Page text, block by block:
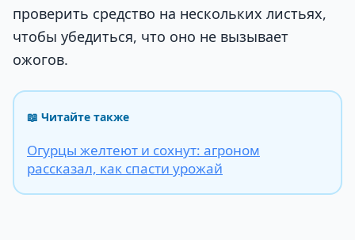
проверить средство на нескольких листьях,
чтобы убедиться, что оно не вызывает
ожогов.
📖 Читайте также
Огурцы желтеют и сохнут: агроном
рассказал, как спасти урожай